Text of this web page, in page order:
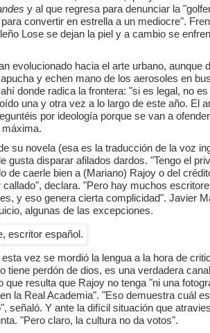
y al que regresa para denunciar la
convertir en estrella a un mediocre".
Lose se dejan la piel y a cambio se
evolucionado hacia el arte urbano, aunque
y echen mano de los aerosoles en
donde radica la frontera: "si es legal, no es
una y otra vez a lo largo de este año. El
por ideología porque se van a
máxima.
su novela (esa es la traducción de la voz
gusta disparar afilados dardos. "Tengo el
de caerle bien a (Mariano) Rajoy o del
declara. "Pero hay muchos
y eso genera cierta complicidad". Javier
algunas de las excepciones.
vez se mordió la lengua a la hora de
tiene perdón de dios, es una verdadera
que resulta que Rajoy no tenga "ni una
la Real Academia". "Eso demuestra cuál
señaló. Y ante la difícil situación que
"Pero claro, la cultura no da votos".